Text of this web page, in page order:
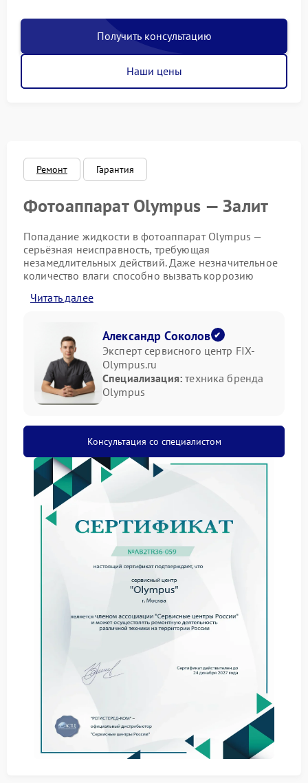
Получить консультацию
Наши цены
Ремонт Гарантия
Фотоаппарат Olympus — Залит
Попадание жидкости в фотоаппарат Olympus —
серьёзная неисправность, требующая
незамедлительных действий. Даже незначительное
количество влаги способно вызвать коррозию
компонентов. Чтобы минимизировать ущерб и
оперативная диагностика и профессиональное
вмешательство.
При попадании жидкости возможны следующие
негативные последствия:
короткое замыкание в электрических цепях;
повреждение матрицы и системы автофокуса;
нарушение работы дисплея и управляющих
Если фотоаппарат оказался залит, немедленно
выключите его и извлеките аккумулятор. Не
пытайтесь включить устройство или подключить его
к компьютеру — это может спровоцировать
дополнительные повреждения. Аккуратно протрите
обратитесь в сервис Olympus для дальнейшей
оценки состояния.
В сервисном центре Olympus специалисты
выполняют поэтапную диагностику:
визуальный осмотр корпуса и внутренних
компонентов на следы влаги;
обнаруженных повреждений;
очистку контактных групп и плат специальными
модулей после просушки.
Ремонт Olympus в авторизованном центре
проводится с использованием профессионального
оборудования и оригинальных комплектующих. Это
Читать далее
Александр Соколов
Эксперт сервисного центр FIX-
Olympus.ru
Специализация: техника бренда
Olympus
Консультация со специалистом